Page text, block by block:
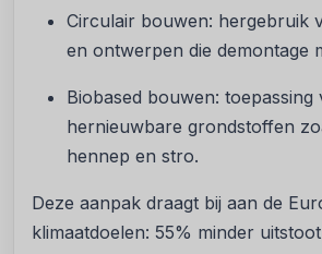
Circulair bouwen: hergebruik
en ontwerpen die demontage
Biobased bouwen: toepassing
hernieuwbare grondstoffen
hennep en stro.
Deze aanpak draagt bij aan de
klimaatdoelen: 55% minder